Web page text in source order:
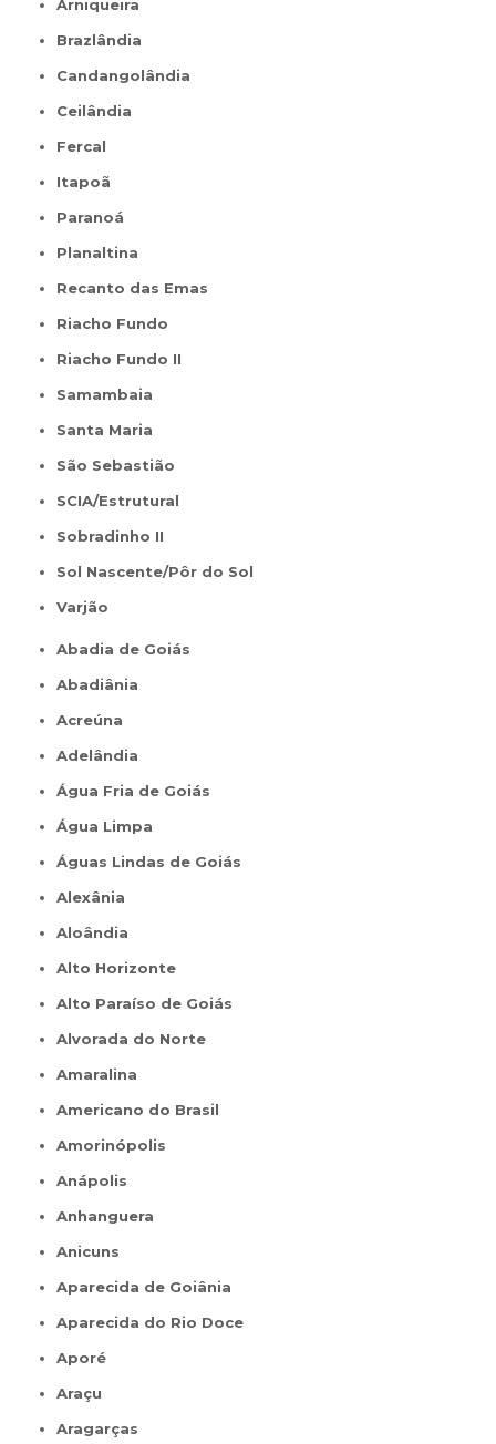
Arniqueira
Brazlândia
Candangolândia
Ceilândia
Fercal
Itapoã
Paranoá
Planaltina
Recanto das Emas
Riacho Fundo
Riacho Fundo II
Samambaia
Santa Maria
São Sebastião
SCIA/Estrutural
Sobradinho II
Sol Nascente/Pôr do Sol
Varjão
Abadia de Goiás
Abadiânia
Acreúna
Adelândia
Água Fria de Goiás
Água Limpa
Águas Lindas de Goiás
Alexânia
Aloândia
Alto Horizonte
Alto Paraíso de Goiás
Alvorada do Norte
Amaralina
Americano do Brasil
Amorinópolis
Anápolis
Anhanguera
Anicuns
Aparecida de Goiânia
Aparecida do Rio Doce
Aporé
Araçu
Aragarças